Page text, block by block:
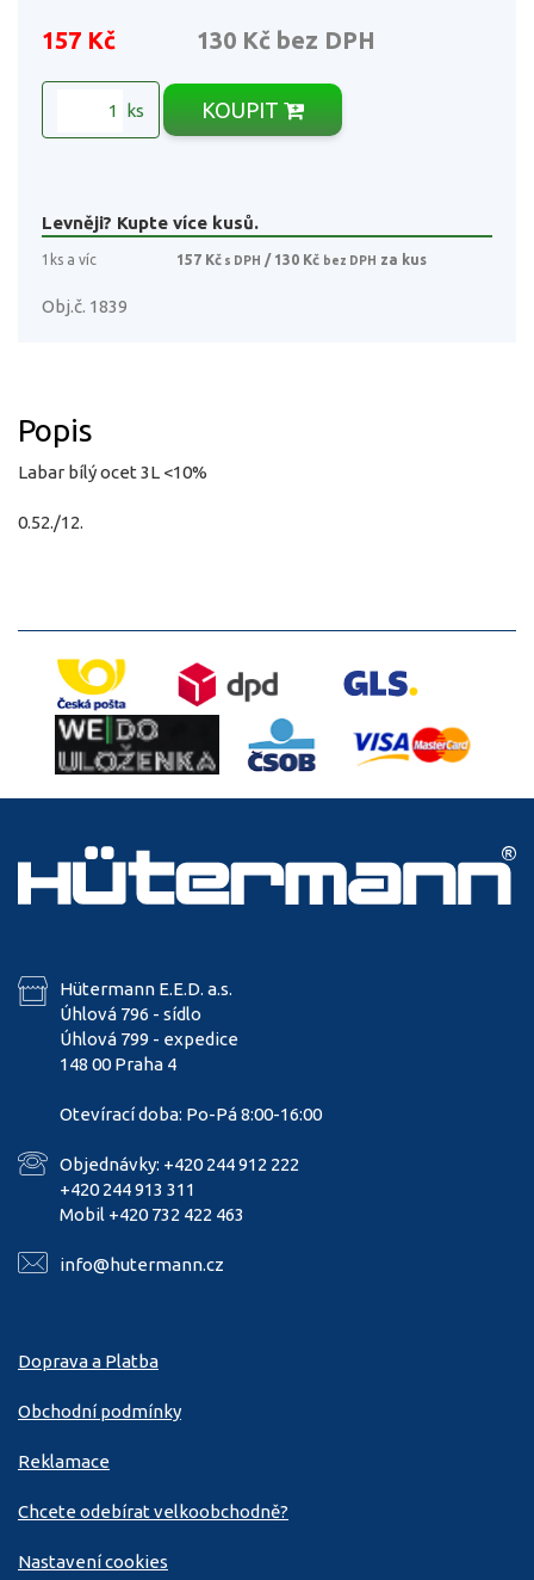
157 Kč 130 Kč bez DPH
ks KOUPIT
Levněji? Kupte více kusů.
1ks a víc 157 Kč s DPH / 130 Kč bez DPH za kus
Obj.č. 1839
Popis
Labar bílý ocet 3L <10%
0.52./12.
Hütermann E.E.D. a.s.
Úhlová 796 - sídlo
Úhlová 799 - expedice
148 00 Praha 4
Otevírací doba: Po-Pá 8:00-16:00
Objednávky: +420 244 912 222
+420 244 913 311
Mobil +420 732 422 463
info@hutermann.cz
Doprava a Platba
Obchodní podmínky
Reklamace
Chcete odebírat velkoobchodně?
Nastavení cookies